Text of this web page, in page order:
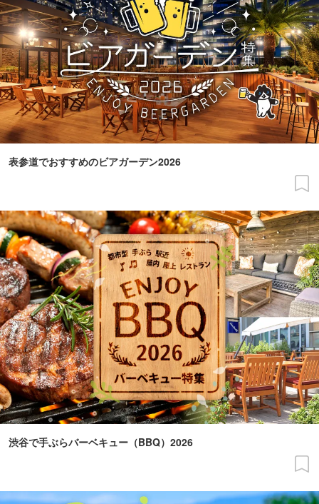
表参道でおすすめのビアガーデン2026
渋谷で手ぶらバーベキュー（BBQ）2026